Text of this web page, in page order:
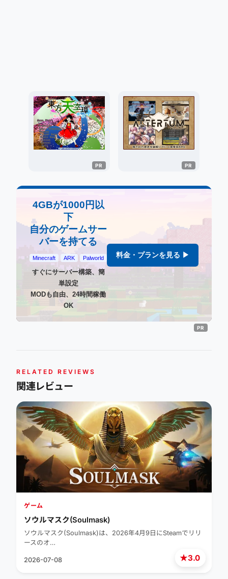
4GBが1000円以
下
自分のゲームサー
バーを持てる
Minecraft ARK Palworld
すぐにサーバー構築、簡
単設定
MODも自由、24時間稼働
OK
料金・プランを見る ▶
RELATED REVIEWS
関連レビュー
★3.0
ゲーム
ソウルマスク(Soulmask)
ソウルマスク(Soulmask)は、2026年4月9日にSteamでリリ
ースのオ…
2026-07-08